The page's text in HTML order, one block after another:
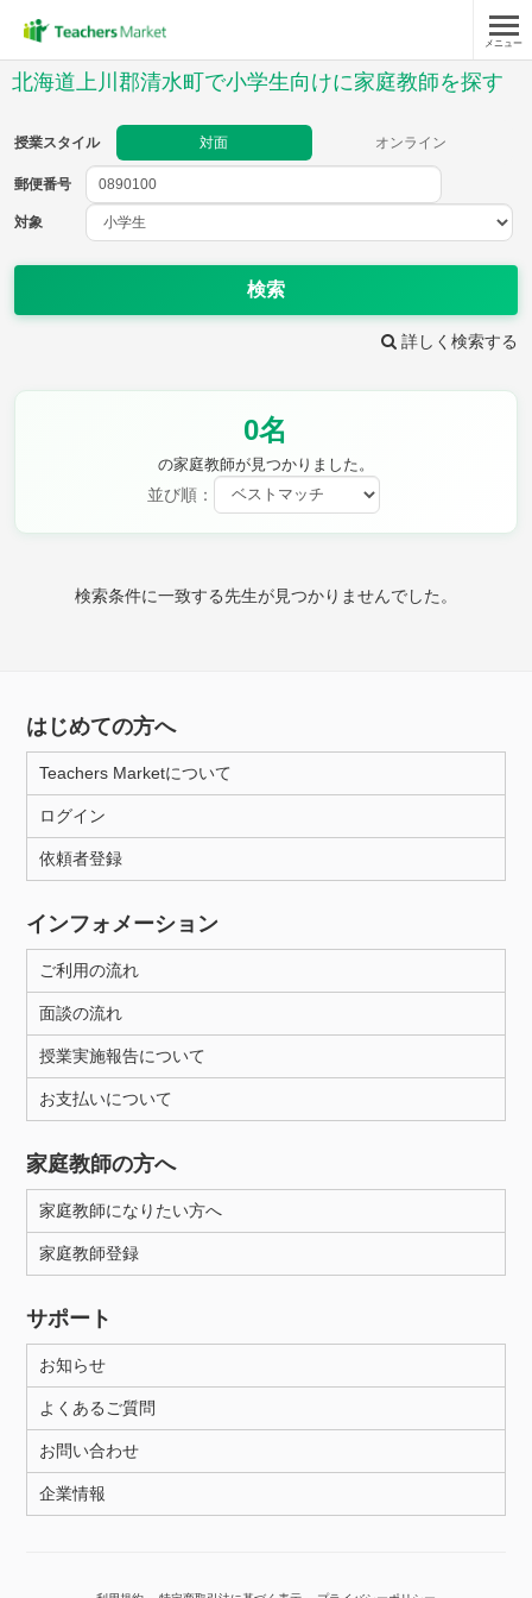
メニュー
北海道上川郡清水町で小学生向けに家庭教師を探す
授業スタイル 対面 オンライン
郵便番号
対象
検索
詳しく検索する
0名
の家庭教師が見つかりました。
並び順：
検索条件に一致する先生が見つかりませんでした。
郵便番号
教科
理科
保健・体育 図画工作 書写
月曜日 火曜日
所属大学
距離：15km以内
年齢：18-101歳
はじめての方へ
Teachers Marketについて
ログイン
依頼者登録
インフォメーション
ご利用の流れ
面談の流れ
授業実施報告について
お支払いについて
家庭教師の方へ
家庭教師になりたい方へ
家庭教師登録
サポート
お知らせ
よくあるご質問
お問い合わせ
企業情報